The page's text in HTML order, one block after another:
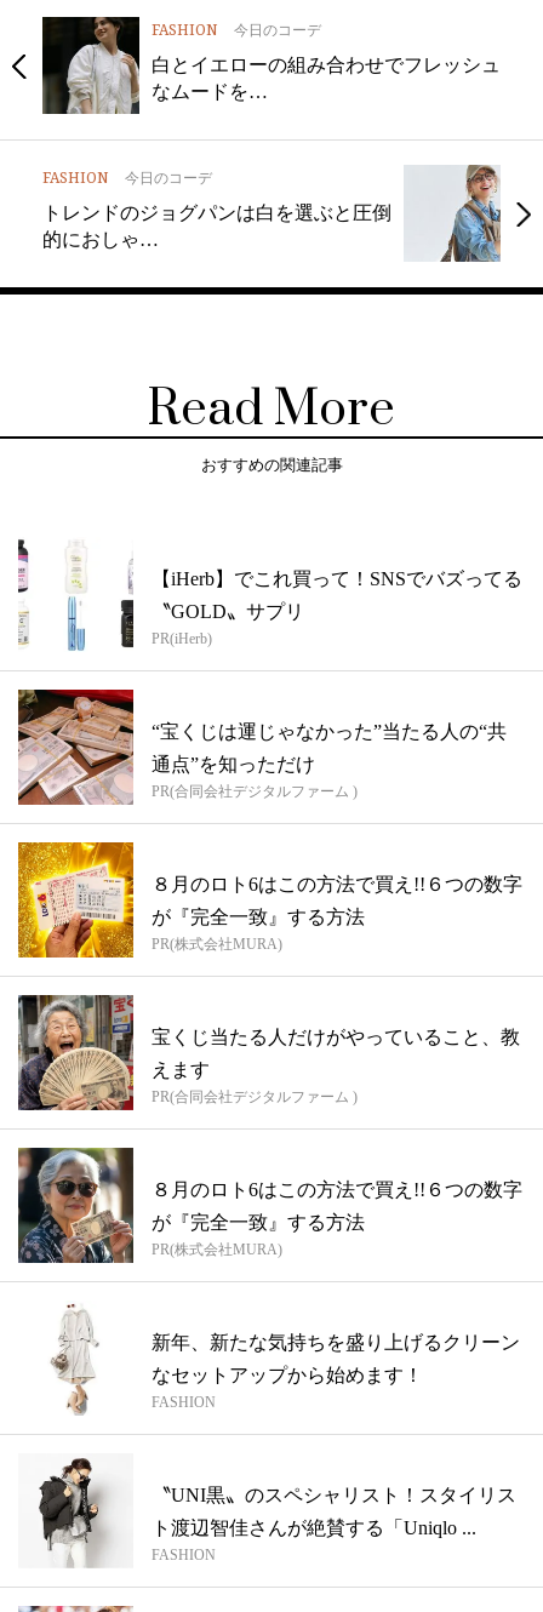
FASHION 今日のコーデ
白とイエローの組み合わせでフレッシュ
なムードを…
FASHION 今日のコーデ
トレンドのジョグパンは白を選ぶと圧倒
的におしゃ…
Read More
おすすめの関連記事
【iHerb】でこれ買って！SNSでバズってる
〝GOLD〟サプリ
PR(iHerb)
“宝くじは運じゃなかった”当たる人の“共
通点”を知っただけ
PR(合同会社デジタルファーム )
８月のロト6はこの方法で買え!!６つの数字
が『完全一致』する方法
PR(株式会社MURA)
宝くじ当たる人だけがやっていること、教
えます
PR(合同会社デジタルファーム )
８月のロト6はこの方法で買え!!６つの数字
が『完全一致』する方法
PR(株式会社MURA)
新年、新たな気持ちを盛り上げるクリーン
なセットアップから始めます！
FASHION
〝UNI黒〟のスペシャリスト！スタイリス
ト渡辺智佳さんが絶賛する「Uniqlo ...
FASHION